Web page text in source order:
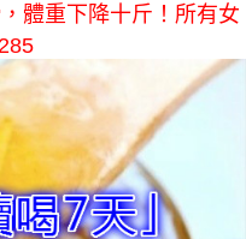
體重下降十斤！所有女